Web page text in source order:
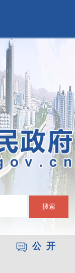
搜索
公 开